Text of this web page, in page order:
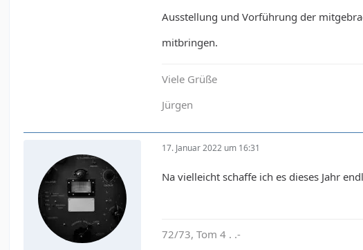
Ausstellung und Vorführung der
mitbringen.
Viele Grüße
Jürgen
17. Januar 2022 um 16:31
Na vielleicht schaffe ich es dieses Jahr
72/73, Tom 4 . .-